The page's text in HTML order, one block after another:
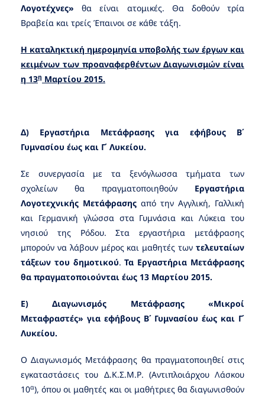
Λογοτέχνες»θα είναι ατομικές. Θα δοθούν τρία
Βραβεία και τρείς Έπαινοι σε κάθε τάξη.
Η καταληκτική ημερομηνία υποβολής των έργων και
κειμένων των προαναφερθέντων Διαγωνισμών είναι
η 13η Μαρτίου 2015.
Δ) Εργαστήρια Μετάφρασηςγια εφήβουςΒ΄
Γυμνασίου έως και Γ΄ Λυκείου.
Σε συνεργασία με τα ξενόγλωσσα τμήματα των
σχολείων θα πραγματοποιηθούν Εργαστήρια
Λογοτεχνικής Μετάφρασης από την Αγγλική, Γαλλική
και Γερμανική γλώσσα στα Γυμνάσια και Λύκεια του
νησιού της Ρόδου. Στα εργαστήρια μετάφρασης
μπορούν να λάβουν μέρος και μαθητές των τελευταίων
τάξεων του δημοτικού.Τα Εργαστήρια Μετάφρασης
θα πραγματοποιούνται έως 13 Μαρτίου 2015.
Ε) Διαγωνισμός Μετάφρασης «Μικροί
Μεταφραστές» για εφήβους Β΄ Γυμνασίου έως και Γ΄
Λυκείου.
Ο Διαγωνισμός Μετάφρασης θα πραγματοποιηθεί στις
εγκαταστάσεις του Δ.Κ.Σ.Μ.Ρ. (Αντιπλοιάρχου Λάσκου
10α), όπου οι μαθητές και οι μαθήτριες θα διαγωνισθούν